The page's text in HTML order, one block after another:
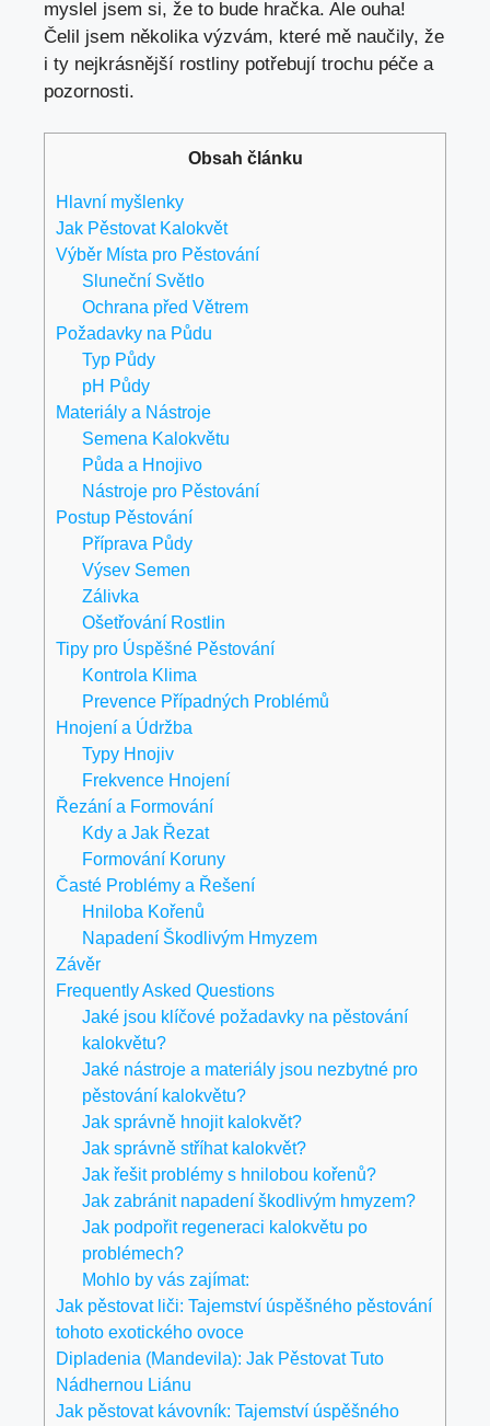
myslel jsem si, že to bude hračka. Ale ouha!
Čelil jsem několika výzvám, které mě naučily, že
i ty nejkrásnější rostliny potřebují trochu péče a
pozornosti.
Obsah článku
Hlavní myšlenky
Jak Pěstovat Kalokvět
Výběr Místa pro Pěstování
Sluneční Světlo
Ochrana před Větrem
Požadavky na Půdu
Typ Půdy
pH Půdy
Materiály a Nástroje
Semena Kalokvětu
Půda a Hnojivo
Nástroje pro Pěstování
Postup Pěstování
Příprava Půdy
Výsev Semen
Zálivka
Ošetřování Rostlin
Tipy pro Úspěšné Pěstování
Kontrola Klima
Prevence Případných Problémů
Hnojení a Údržba
Typy Hnojiv
Frekvence Hnojení
Řezání a Formování
Kdy a Jak Řezat
Formování Koruny
Časté Problémy a Řešení
Hniloba Kořenů
Napadení Škodlivým Hmyzem
Závěr
Frequently Asked Questions
Jaké jsou klíčové požadavky na pěstování
kalokvětu?
Jaké nástroje a materiály jsou nezbytné pro
pěstování kalokvětu?
Jak správně hnojit kalokvět?
Jak správně stříhat kalokvět?
Jak řešit problémy s hnilobou kořenů?
Jak zabránit napadení škodlivým hmyzem?
Jak podpořit regeneraci kalokvětu po
problémech?
Mohlo by vás zajímat:
Jak pěstovat liči: Tajemství úspěšného pěstování
tohoto exotického ovoce
Dipladenia (Mandevila): Jak Pěstovat Tuto
Nádhernou Liánu
Jak pěstovat kávovník: Tajemství úspěšného